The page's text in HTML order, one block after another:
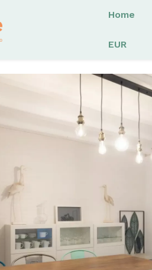
Home
EUR